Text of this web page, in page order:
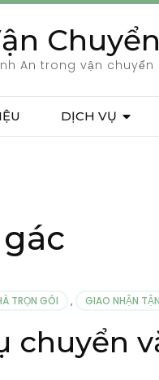
An trong vận
DỊCH VỤ
TRỌN GÓI , GIAO NHẬN
chuyển